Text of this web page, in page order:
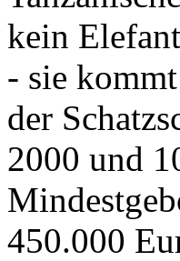
kein
- sie
der
2000 und
450.000